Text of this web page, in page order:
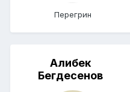
Перегрин
Алибек
Бегдесенов